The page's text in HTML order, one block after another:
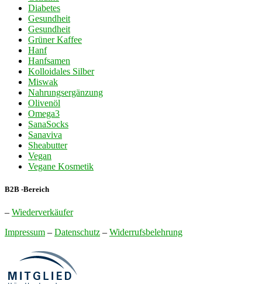
Diabetes
Gesundheit
Gesundheit
Grüner Kaffee
Hanf
Hanfsamen
Kolloidales Silber
Miswak
Nahrungsergänzung
Olivenöl
Omega3
SanaSocks
Sanaviva
Sheabutter
Vegan
Vegane Kosmetik
B2B -Bereich
– Wiederverkäufer
Impressum – Datenschutz – Widerrufsbelehrung